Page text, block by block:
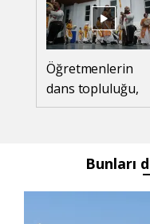
Öğretmenlerin
dans topluluğu,
Siirt’in kültürünü
Bunları